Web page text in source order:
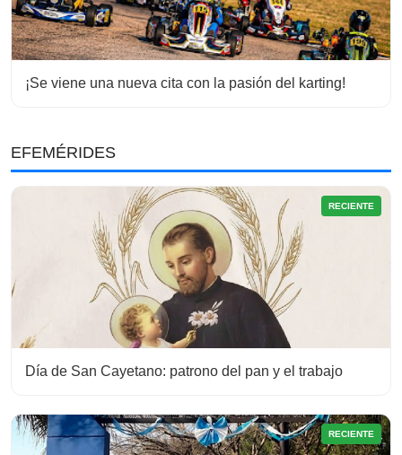
¡Se viene una nueva cita con la pasión del karting!
EFEMÉRIDES
RECIENTE
Día de San Cayetano: patrono del pan y el trabajo
RECIENTE